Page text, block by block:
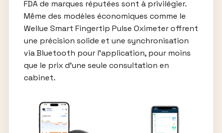
FDA de marques réputées sont à privilégier.
Même des modèles économiques comme le
Wellue Smart Fingertip Pulse Oximeter offrent
une précision solide et une synchronisation
via Bluetooth pour l’application, pour moins
que le prix d’une seule consultation en
cabinet.